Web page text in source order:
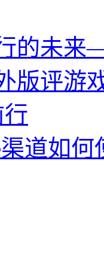
的未来
版评游
渠道如